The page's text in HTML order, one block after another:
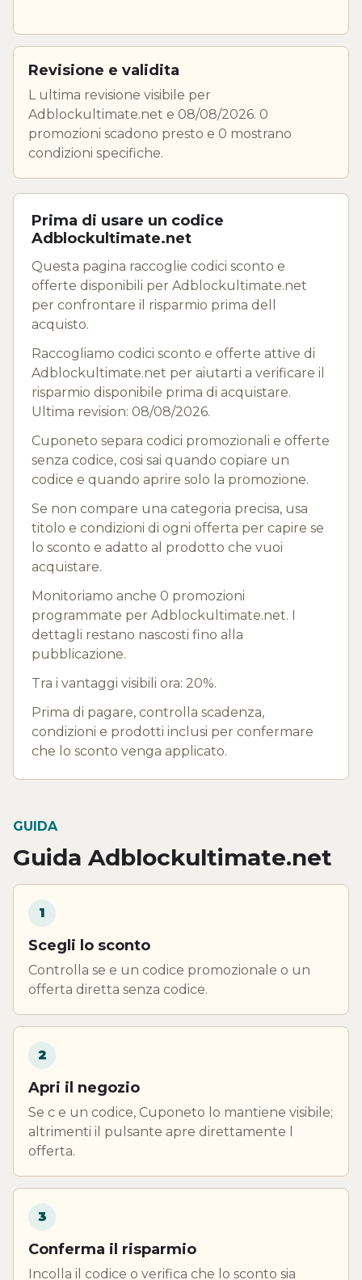
Revisione e validita
L ultima revisione visibile per
Adblockultimate.net e 08/08/2026. 0
promozioni scadono presto e 0 mostrano
condizioni specifiche.
Prima di usare un codice
Adblockultimate.net
Questa pagina raccoglie codici sconto e
offerte disponibili per Adblockultimate.net
per confrontare il risparmio prima dell
acquisto.
Raccogliamo codici sconto e offerte attive di
Adblockultimate.net per aiutarti a verificare il
risparmio disponibile prima di acquistare.
Ultima revision: 08/08/2026.
Cuponeto separa codici promozionali e offerte
senza codice, cosi sai quando copiare un
codice e quando aprire solo la promozione.
Se non compare una categoria precisa, usa
titolo e condizioni di ogni offerta per capire se
lo sconto e adatto al prodotto che vuoi
acquistare.
Monitoriamo anche 0 promozioni
programmate per Adblockultimate.net. I
dettagli restano nascosti fino alla
pubblicazione.
Tra i vantaggi visibili ora: 20%.
Prima di pagare, controlla scadenza,
condizioni e prodotti inclusi per confermare
che lo sconto venga applicato.
GUIDA
Guida Adblockultimate.net
1
Scegli lo sconto
Controlla se e un codice promozionale o un
offerta diretta senza codice.
2
Apri il negozio
Se c e un codice, Cuponeto lo mantiene visibile;
altrimenti il pulsante apre direttamente l
offerta.
3
Conferma il risparmio
Incolla il codice o verifica che lo sconto sia